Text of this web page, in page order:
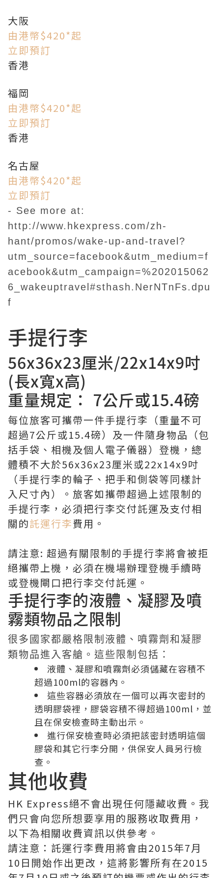
大阪
由港幣$420*起
立即預訂
香港
福岡
由港幣$420*起
立即預訂
香港
名古屋
由港幣$420*起
立即預訂
- See more at:
http://www.hkexpress.com/zh-
hant/promos/wake-up-and-travel?
utm_source=facebook&utm_medium=f
acebook&utm_campaign=%202015062
6_wakeuptravel#sthash.NerNTnFs.dpu
f
手提行李
56x36x23厘米/22x14x9吋
(長x寬x高)
重量規定： 7公斤或15.4磅
每位旅客可攜帶一件手提行李（重量不可
超過7公斤或15.4磅）及一件隨身物品（包
括手袋、相機及個人電子儀器）登機，總
體積不大於56x36x23厘米或22x14x9吋
（手提行李的輪子、把手和側袋等同樣計
入尺寸內）。旅客如攜帶超過上述限制的
手提行李，必須把行李交付託運及支付相
關的託運行李費用。
請注意: 超過有關限制的手提行李將會被拒
絕攜帶上機，必須在機場辦理登機手續時
或登機閘口把行李交付託運。
手提行李的液體、凝膠及噴
霧類物品之限制
很多國家都嚴格限制液體、噴霧劑和凝膠
類物品進入客艙。這些限制包括：
液體、凝膠和噴霧劑必須儲藏在容積不
超過100ml的容器內。
這些容器必須放在一個可以再次密封的
透明膠袋裡，膠袋容積不得超過100ml，並
且在保安檢查時主動出示。
進行保安檢查時必須把該密封透明這個
膠袋和其它行李分開，供保安人員另行檢
查。
其他收費
HK Express絕不會出現任何隱藏收費。我
們只會向您所想要享用的服務收取費用，
以下為相關收費資訊以供參考。
請注意：託運行李費用將會由2015年7月
10日開始作出更改，這將影響所有在2015